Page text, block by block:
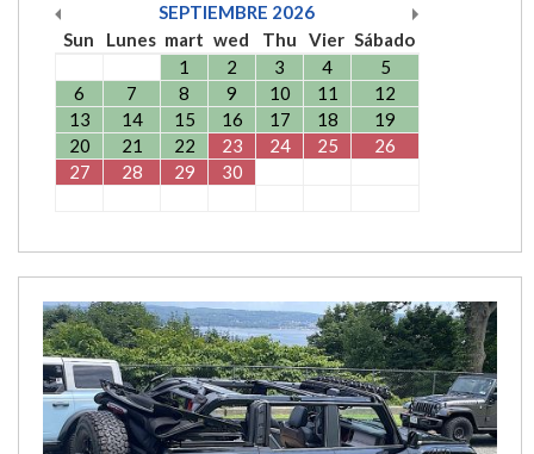
SEPTIEMBRE 2026
Sun
Lunes mart wed Thu Vier Sábado
1
2 3 4
5
6
7 8 9 10 11
12
13
14 15 16 17 18
19
20
21 22 23 24 25
26
27
28 29 30